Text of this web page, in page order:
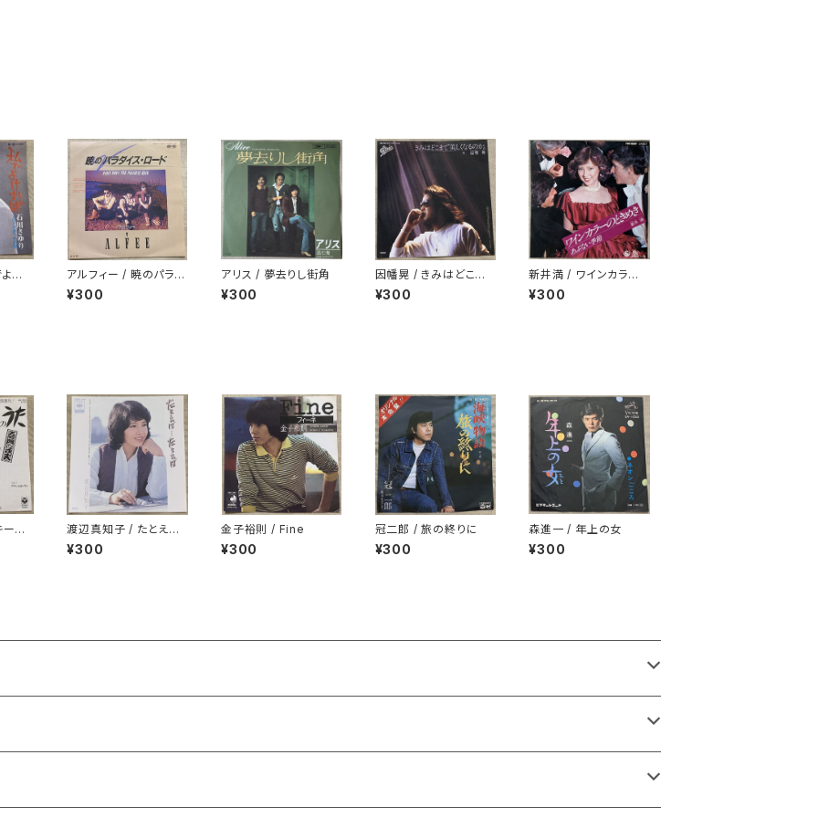
け
アルフィー / 暁のパラダ
イス・ロード
¥300
アリス / 夢去りし街角
¥300
因幡晃 / きみはどこま
で美しくなるのか
¥300
新井満 / ワインカラー
のときめき
¥300
の
渡辺真知子 / たとえ
ば…たとえば
¥300
金子裕則 / Fine
¥300
冠二郎 / 旅の終りに
¥300
森進一 / 年上の女
¥300